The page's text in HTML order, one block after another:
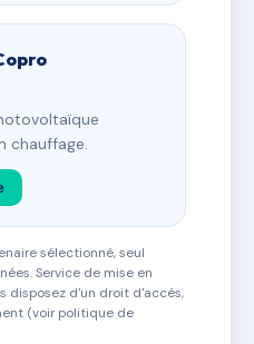
chauffage.
sélectionné, seul
Service de mise en
disposez d'un droit d'accès,
(voir politique de